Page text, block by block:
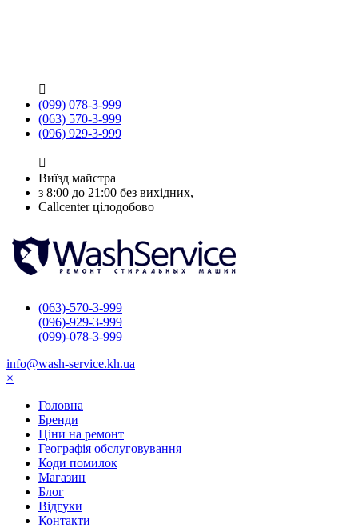

(099) 078-3-999
(063) 570-3-999
(096) 929-3-999

Виїзд майстра
з 8:00 до 21:00 без вихідних,
Callcenter цілодобово
(063)-570-3-999
(096)-929-3-999
(099)-078-3-999
info@wash-service.kh.ua
×
Головна
Бренди
Ціни на ремонт
Географія обслуговування
Коди помилок
Магазин
Блог
Відгуки
Контакти